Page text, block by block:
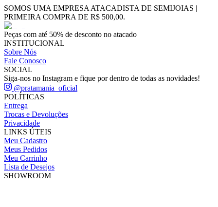
SOMOS UMA EMPRESA ATACADISTA DE SEMIJOIAS |
PRIMEIRA COMPRA DE R$ 500,00.
Peças com até 50% de desconto no atacado
INSTITUCIONAL
Sobre Nós
Fale Conosco
SOCIAL
Siga-nos no Instagram e fique por dentro de todas as novidades!
@pratamania_oficial
POLÍTICAS
Entrega
Trocas e Devoluções
Privacidade
LINKS ÚTEIS
Meu Cadastro
Meus Pedidos
Meu Carrinho
Lista de Desejos
SHOWROOM